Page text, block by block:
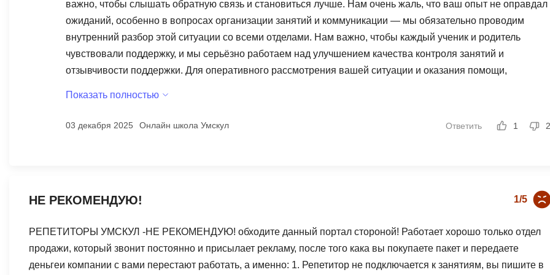
репетитора, пока сам родитель не начинает писать и разбираться. 💰 Возврат средств Школа вернула деньги
только за непроведённые занятия, высчитав сумму по своей формуле и удержав 3% комиссии. Но возврат
считается не от той суммы, которую оплатил родитель, а от той, которую школа получила от банка. А кредит
(рассрочка) всё равно остаётся на клиенте — закрывать его приходится самостоятельно. ✍️ Что хочу сказать
родителям Я не пишу это из негатива, а из желания предупредить. У школы сильное позиционирование,
имеют юридической силы — только чат. 🔹 Условия возврата и оплаты через рассрочку не объясняются до
важно, чтобы слышать обратную связь и становиться лучше. Нам очень жаль, что ваш опыт не оправдал
ожиданий, особенно в вопросах организации занятий и коммуникации — мы обязательно проводим
внутренний разбор этой ситуации со всеми отделами. Нам важно, чтобы каждый ученик и родитель
чувствовали поддержку, и мы серьёзно работаем над улучшением качества контроля занятий и
отзывчивости поддержки. Для оперативного рассмотрения вашей ситуации и оказания помощи,
Показать полностью
03 декабря 2025 Онлайн школа Умскул Ответить 1 2
НЕ РЕКОМЕНДУЮ! 1/5
РЕПЕТИТОРЫ УМСКУЛ -НЕ РЕКОМЕНДУЮ! обходите данный портал стороной! Работает хорошо только отдел
продажи, который звонит постоянно и присылает рекламу, после того кака вы покупаете пакет и передаете
деньгеи компании с вами перестают работать, а именно: 1. Репетитор не подключается к занятиям, вы пишите в